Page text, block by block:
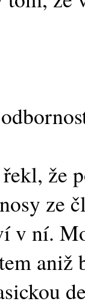
že
ze
v ní.
aniž